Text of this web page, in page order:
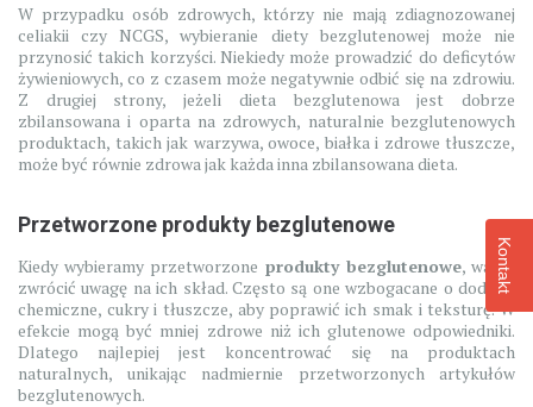
W przypadku osób zdrowych, którzy nie mają zdiagnozowanej
celiakii czy NCGS, wybieranie diety bezglutenowej może nie
przynosić takich korzyści. Niekiedy może prowadzić do deficytów
żywieniowych, co z czasem może negatywnie odbić się na zdrowiu.
Z drugiej strony, jeżeli dieta bezglutenowa jest dobrze
zbilansowana i oparta na zdrowych, naturalnie bezglutenowych
produktach, takich jak warzywa, owoce, białka i zdrowe tłuszcze,
może być równie zdrowa jak każda inna zbilansowana dieta.
Przetworzone produkty bezglutenowe
Kiedy wybieramy przetworzone produkty bezglutenowe, warto
zwrócić uwagę na ich skład. Często są one wzbogacane o dodatki
chemiczne, cukry i tłuszcze, aby poprawić ich smak i teksturę. W
efekcie mogą być mniej zdrowe niż ich glutenowe odpowiedniki.
Dlatego najlepiej jest koncentrować się na produktach
naturalnych, unikając nadmiernie przetworzonych artykułów
bezglutenowych.
Kontakt